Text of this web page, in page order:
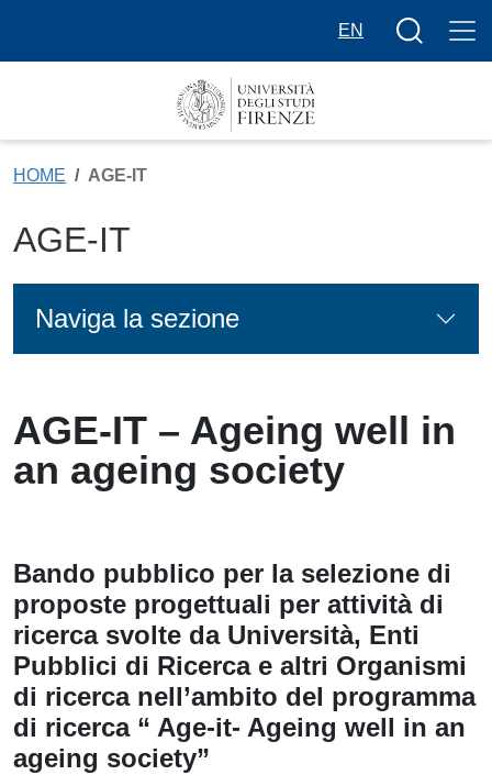
EN
Bottone
HOME AGE-IT
AGE-IT
Contenuto
AGE-IT – Ageing well in
an ageing society
Bando pubblico per la selezione di
proposte progettuali per attività di
ricerca svolte da Università, Enti
Pubblici di Ricerca e altri Organismi
di ricerca nell’ambito del programma
di ricerca “ Age-it- Ageing well in an
ageing society”
Naviga la sezione